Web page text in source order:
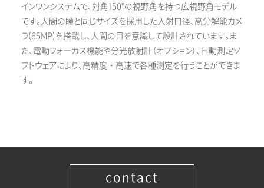
インワンシステムで、対角150°の視野角を持つ広視野角モデル
です。人間の瞳と同じサイズを採用した入射口径、高分解能カメ
ラ(65MP)を搭載し、人間の目を意識して設計されています。ま
た、電動フォーカス機能や分光放射計（オプション）、自動測定ソ
フトウェアにより、高精度・高速で各種測定を行うことができま
す。
contact